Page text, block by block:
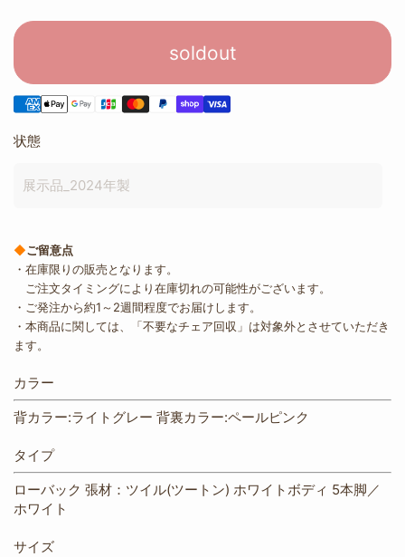
soldout
状態
展示品_2024年製
◆ご留意点
・在庫限りの販売となります。
ご注文タイミングにより在庫切れの可能性がございます。
・ご発注から約1～2週間程度でお届けします。
・本商品に関しては、「不要なチェア回収」は対象外とさせていただき
ます。
カラー
背カラー:ライトグレー 背裏カラー:ペールピンク
タイプ
ローバック 張材：ツイル(ツートン) ホワイトボディ 5本脚／
ホワイト
サイズ